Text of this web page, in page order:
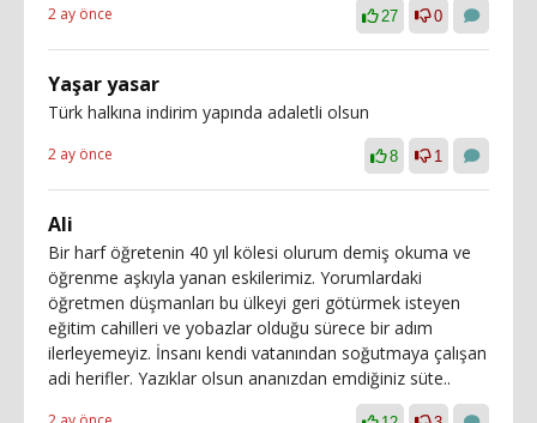
2 ay önce 27 0
Yaşar yasar
Türk halkına indirim yapında adaletli olsun
2 ay önce 8 1
Ali
Bir harf öğretenin 40 yıl kölesi olurum demiş okuma ve
öğrenme aşkıyla yanan eskilerimiz. Yorumlardaki
öğretmen düşmanları bu ülkeyi geri götürmek isteyen
eğitim cahilleri ve yobazlar olduğu sürece bir adım
ilerleyemeyiz. İnsanı kendi vatanından soğutmaya çalışan
adi herifler. Yazıklar olsun ananızdan emdiğiniz süte..